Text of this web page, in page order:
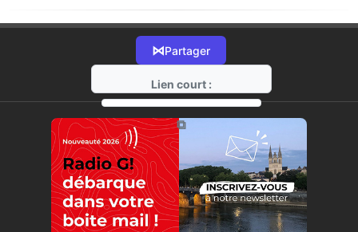
⋈Partager
Lien court :
https://radio-g.fr?13774
⧉